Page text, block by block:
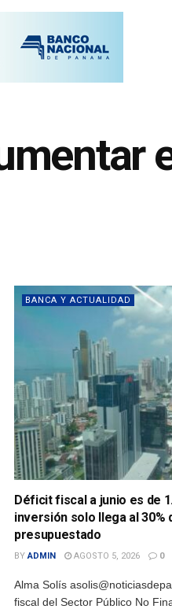
BANCA Y ACTUALIDAD
Déficit fiscal a junio es de
inversión solo llega al 30%
presupuestado
BY ADMIN AGOSTO 5, 2026 0
Alma Solís
fiscal del Sector Público No